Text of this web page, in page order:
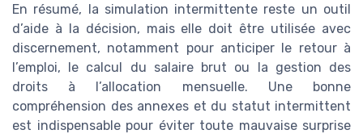
En résumé, la simulation intermittente reste un outil
d’aide à la décision, mais elle doit être utilisée avec
discernement, notamment pour anticiper le retour à
l’emploi, le calcul du salaire brut ou la gestion des
droits à l’allocation mensuelle. Une bonne
compréhension des annexes et du statut intermittent
est indispensable pour éviter toute mauvaise surprise